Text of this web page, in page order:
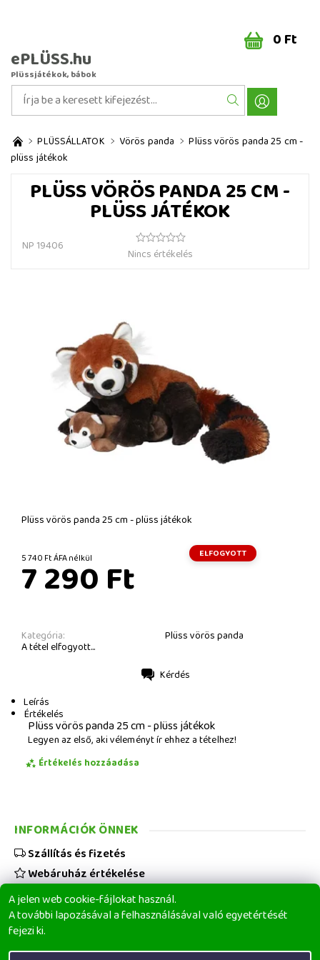
ePLÜSS.hu
Plüssjátékok, bábok
0 Ft
PLÜSSÁLLATOK Vörös panda
Plüss vörös panda 25 cm -
plüss játékok
PLÜSS VÖRÖS PANDA 25 CM -
PLÜSS JÁTÉKOK
NP 19406
Nincs értékelés
Plüss vörös panda 25 cm - plüss játékok
5 740 Ft ÁFA nélkül ELFOGYOTT
7 290 Ft
Kategória: Plüss vörös panda
A tétel elfogyott...
Kérdés
Leírás
Értékelés
Plüss vörös panda 25 cm - plüss játékok
Legyen az első, aki véleményt ír ehhez a tételhez!
Értékelés hozzáadása
A jelen web cookie-fájlokat használ.
A további lapozásával a felhasználásával való egyetértését
fejezi ki.
INFORMÁCIÓK ÖNNEK
Szállítás és fizetés
Webáruház értékelése
Viszonteladóknak
Üzleti feltételek
Elérhetőségeink